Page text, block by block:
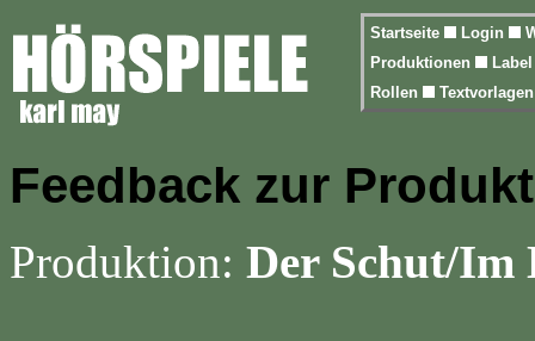
Startseite Login
Produktionen
Rollen
Feedback zur
Produktion: Der Schut/Im